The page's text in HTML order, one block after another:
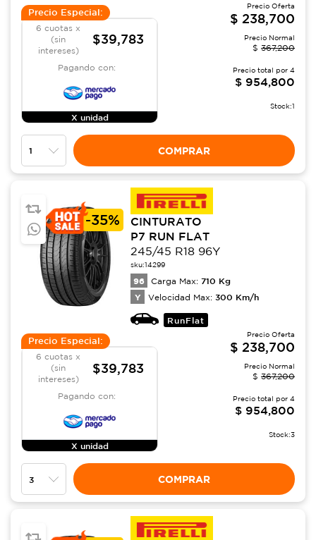
Precio Especial:
6 cuotas x
(sin
intereses)
$39,783
Pagando con:
X unidad
Precio Oferta
$ 238,700
Precio Normal
$ 367,200
Precio total por 4
$ 954,800
Stock:1
COMPRAR
-35%
CINTURATO
P7 RUN FLAT
245/45 R18 96Y
sku:14299
96 Carga Max: 710 Kg
Y Velocidad Max: 300 Km/h
RunFlat
Precio Especial:
6 cuotas x
(sin
intereses)
$39,783
Pagando con:
X unidad
Precio Oferta
$ 238,700
Precio Normal
$ 367,200
Precio total por 4
$ 954,800
Stock:3
COMPRAR